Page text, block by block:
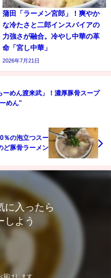
蒲田「ラーメン宮郎」！爽やか
な冷たさと二郎インスパイアの
力強さが融合。冷やし中華の革
命「宮し中華」
2026年7月21日
ーめん渡来武」！濃厚豚骨スープ
めん"
％の泡立つスー
ど豚骨ラーメン
に入ったら
しよう
届けします